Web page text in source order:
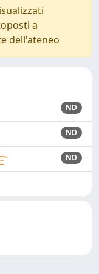
a
dell'ateneo
ND
ND
ND